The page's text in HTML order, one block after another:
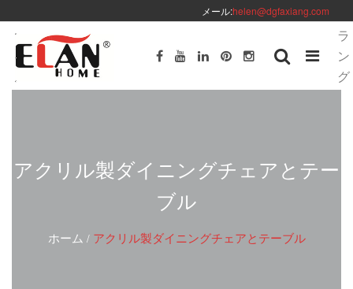
メール:helen@dgfaxiang.com
ラ
ン
グ
アクリル製ダイニングチェアとテー
ブル
ホーム / アクリル製ダイニングチェアとテーブル